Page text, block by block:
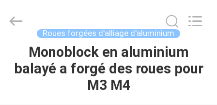
MAISON
Industry
Co.,Ltd.
Roues forgées d'alliage d'aluminium
Monoblock en aluminium
balayé a forgé des roues pour
M3 M4